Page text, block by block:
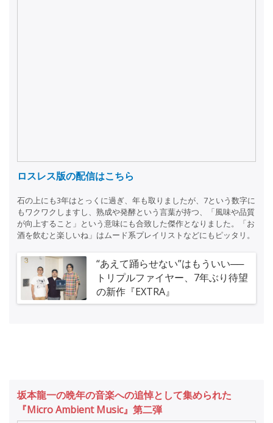
ロスレス版の配信はこちら
石の上にも3年はとっくに過ぎ、年も取りましたが、7という数字に
もワクワクしますし、熟成や発酵という言葉が持つ、「風味や品質
が向上すること」という意味にも合致した傑作となりました。「お
酒を飲むと楽しいね」はムード系プレイリストなどにもピッタリ。
“あえて踊らせない”はもういい──
トリプルファイヤー、7年ぶり待望
の新作『EXTRA』
坂本龍一の晩年の音楽への追悼として集められた
『Micro Ambient Music』第二弾